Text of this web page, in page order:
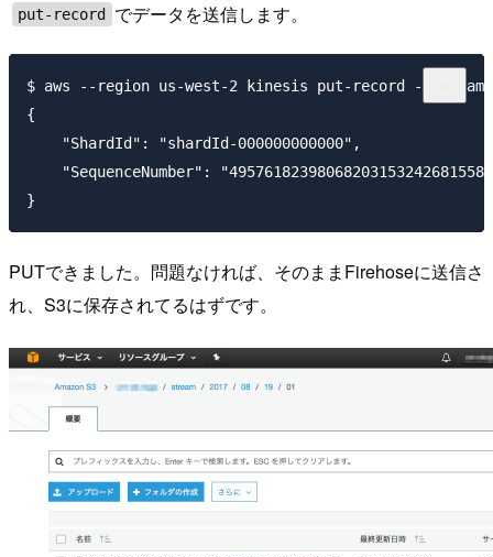
put-record でデータを送信します。
$ aws --region us-west-2 kinesis put-record --
{
    "ShardId": "shardId-000000000000",
"SequenceNumber":
PUTできました。問題なければ、そのままFirehoseに送信さ
れ、S3に保存されてるはずです。